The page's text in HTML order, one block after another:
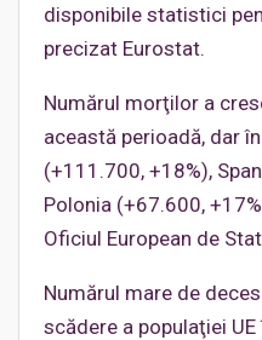
disponibile statistici
precizat Eurostat.
Numărul morţilor a
această perioadă, dar
(+111.700, +18%),
Polonia (+67.600,
Oficiul European de
Numărul mare de
scădere a populaţiei